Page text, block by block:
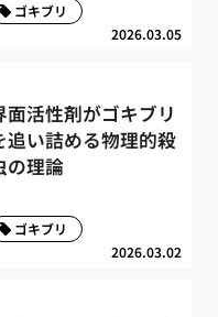
2026.03.05
ゴキブリ
面活性剤がゴキブリ
追い詰める物理的殺
の理論
2026.03.02
ゴキブリ